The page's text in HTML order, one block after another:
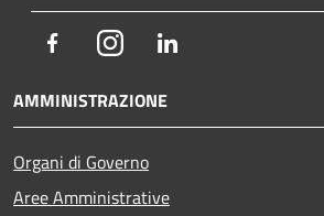
FacebookInstagram
AMMINISTRAZIONE
Organi di Governo
Aree Amministrative